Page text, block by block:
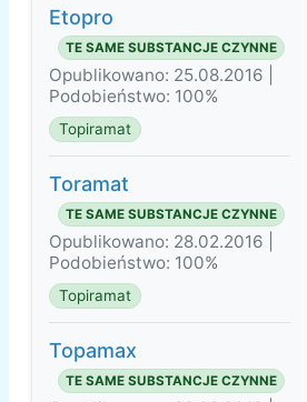
Etopro
TE SAME SUBSTANCJE CZYNNE
Opublikowano: 25.08.2016 |
Podobieństwo: 100%
Topiramat
Toramat
TE SAME SUBSTANCJE CZYNNE
Opublikowano: 28.02.2016 |
Podobieństwo: 100%
Topiramat
Topamax
TE SAME SUBSTANCJE CZYNNE